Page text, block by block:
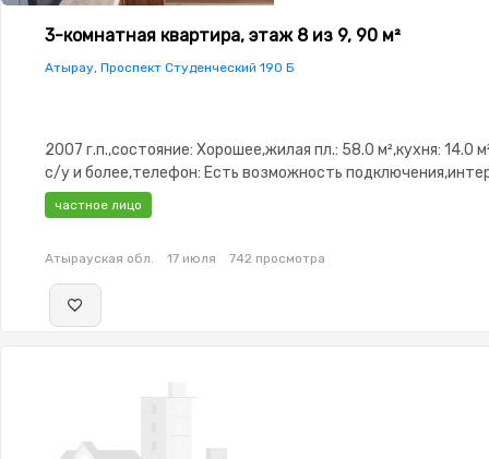
3-комнатная квартира, этаж 8 из 9, 90 м²
Атырау, Проспект Студенческий 190 Б
2007 г.п.,состояние: Хорошее,жилая пл.: 58.0 м²,кухня: 14.0
с/у и более,телефон: Есть возможность
Оптика,Частично меблирована,Частично
меблирована,Домофон,Видеонаблюдение,Комнаты
частное лицо
Атырауская обл. 17 июля 742 просмотра